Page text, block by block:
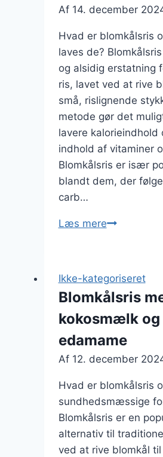
Af 14. december
Hvad er blomkålsris
laves de?
og alsidig erstatning
ris, lavet ved at rive
små, rislignende
metode gør det
lavere kalorieindhold
indhold af vitaminer
Blomkålsris er især
blandt dem, der
carb…
Læs mereBlomkålsris
som
smagsgiver
Ikke-kategoriseret
Blomkålsris
kokosmælk og
edamame
Af 12. december
Hvad er blomkålsris
sundhedsmæssige
Blomkålsris er en
alternativ til
ved at rive blomkål til